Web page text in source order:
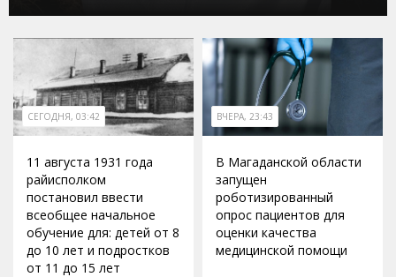
СЕГОДНЯ, 03:42
11 августа 1931 года
райисполком
постановил ввести
всеобщее начальное
обучение для: детей от 8
до 10 лет и подростков
от 11 до 15 лет
ВЧЕРА, 23:43
В Магаданской области
запущен
роботизированный
опрос пациентов для
оценки качества
медицинской помощи